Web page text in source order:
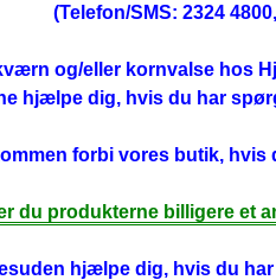
(Telefon/SMS: 2324
og/eller kornvalse hos
hjælpe dig, hvis du har
forbi vores butik,
du produkterne billigere et
hjælpe dig, hvis du